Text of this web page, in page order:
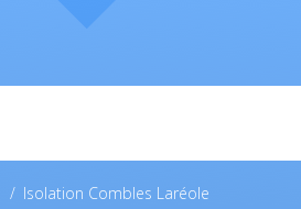
/ Isolation Combles Laréole